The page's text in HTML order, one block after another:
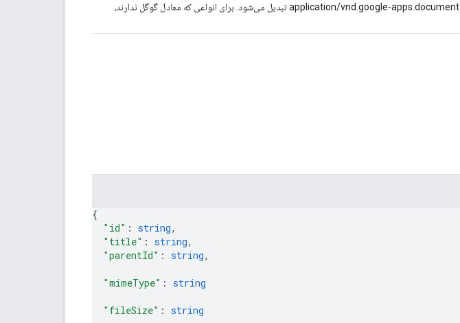
محتوای متنی/ساده به application/vnd.google-apps.document تبدیل می‌شود. برای انواعی که معادل گوگل ندارند،
{
"id" : string,
"title" : string,
"parentId" : string,
"mimeType" : string
"fileSize" : string